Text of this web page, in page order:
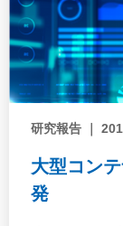
研究報告 ｜
大型コン
発